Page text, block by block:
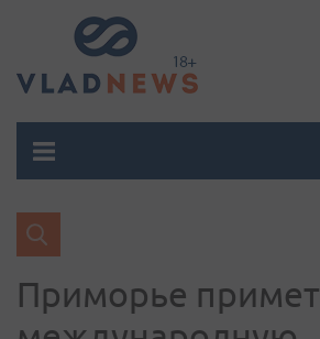
Приморье примет